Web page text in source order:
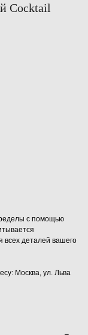
Cocktail
с помощью
деталей вашего
Москва, ул. Льва